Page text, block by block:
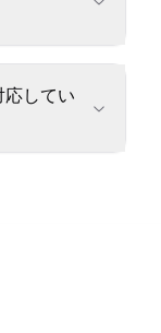
してい